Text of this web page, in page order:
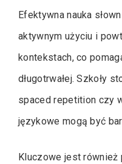
Efektywna nauka
aktywnym użyciu i
kontekstach, co
długotrwałej. Szkoły
spaced repetition czy
językowe mogą być
Kluczowe jest również